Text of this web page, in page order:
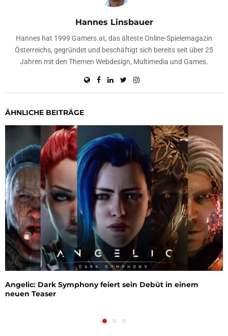
Hannes Linsbauer
Hannes hat 1999 Gamers.at, das älteste Online-Spielemagazin
Österreichs, gegründet und beschäftigt sich bereits seit über 25
Jahren mit den Themen Webdesign, Multimedia und Games.
ÄHNLICHE BEITRÄGE
Angelic: Dark Symphony feiert sein Debüt in einem
neuen Teaser